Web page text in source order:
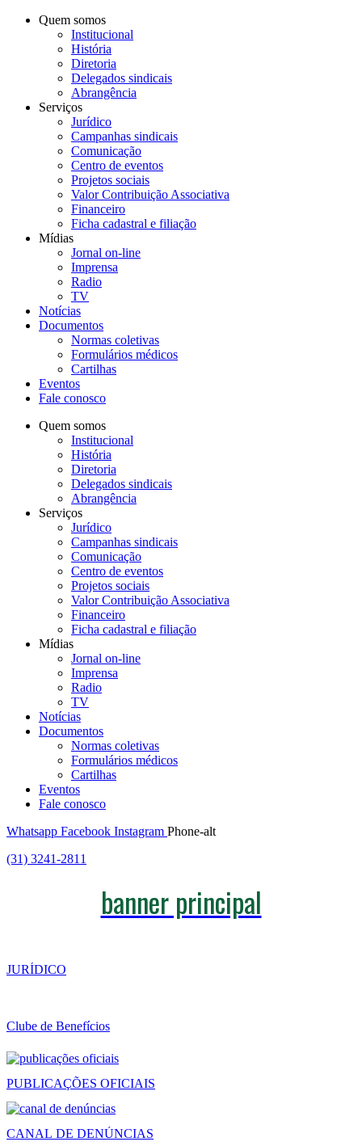
Quem somos
Institucional
História
Diretoria
Delegados sindicais
Abrangência
Serviços
Jurídico
Campanhas sindicais
Comunicação
Centro de eventos
Projetos sociais
Valor Contribuição Associativa
Financeiro
Ficha cadastral e filiação
Mídias
Jornal on-line
Imprensa
Radio
TV
Notícias
Documentos
Normas coletivas
Formulários médicos
Cartilhas
Eventos
Fale conosco
Quem somos
Institucional
História
Diretoria
Delegados sindicais
Abrangência
Serviços
Jurídico
Campanhas sindicais
Comunicação
Centro de eventos
Projetos sociais
Valor Contribuição Associativa
Financeiro
Ficha cadastral e filiação
Mídias
Jornal on-line
Imprensa
Radio
TV
Notícias
Documentos
Normas coletivas
Formulários médicos
Cartilhas
Eventos
Fale conosco
Whatsapp Facebook Instagram Phone-alt
(31) 3241-2811
banner principal
JURÍDICO
Clube de Benefícios
PUBLICAÇÕES OFICIAIS
CANAL DE DENÚNCIAS